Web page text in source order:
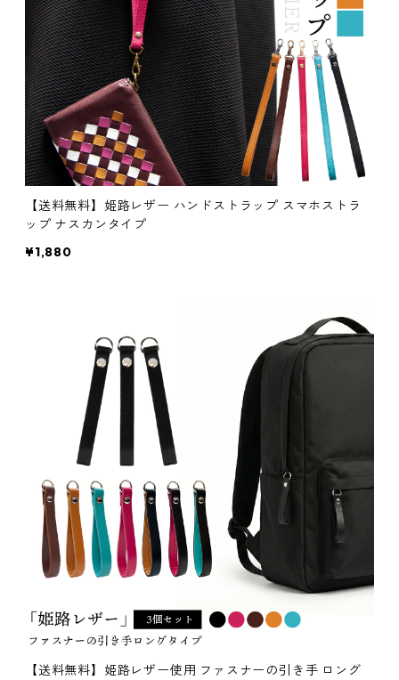
【送料無料】姫路レザー ハンドストラップ スマホストラ
ップ ナスカンタイプ
¥1,880
【送料無料】姫路レザー使用 ファスナーの引き手 ロング